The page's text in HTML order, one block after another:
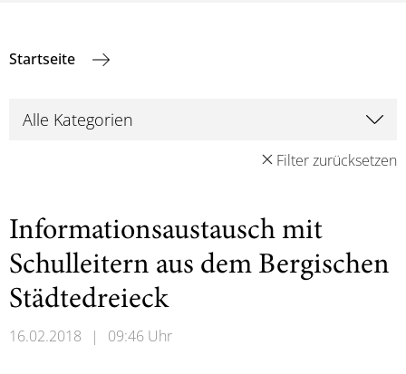
Startseite
Filter zurücksetzen
Informationsaustausch mit
Schulleitern aus dem Bergischen
Städtedreieck
16.02.2018 | 09:46 Uhr